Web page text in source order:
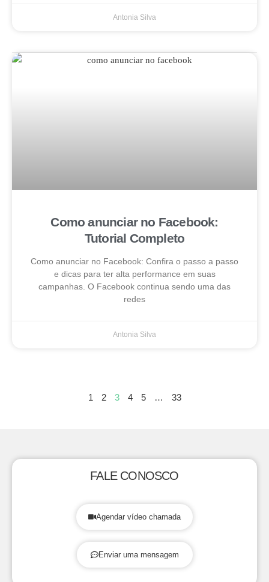
Antonia Silva
Como anunciar no Facebook:
Tutorial Completo
Como anunciar no Facebook: Confira o passo a passo
e dicas para ter alta performance em suas
campanhas. O Facebook continua sendo uma das
redes
Antonia Silva
1 2 3 4 5 … 33
FALE CONOSCO
Agendar vídeo chamada
Enviar uma mensagem